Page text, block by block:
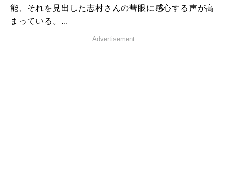
能、それを見出した志村さんの彗眼に感心する声が高
まっている。...
Advertisement